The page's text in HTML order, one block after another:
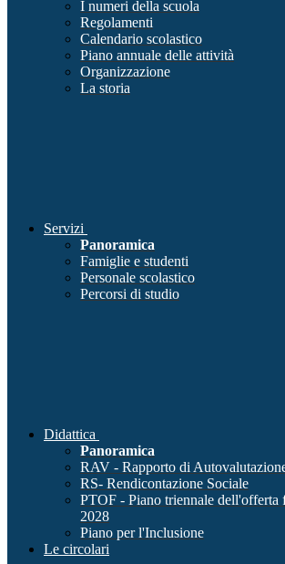
I numeri della scuola
Regolamenti
Calendario scolastico
Piano annuale delle attività
Organizzazione
La storia
Servizi
Panoramica
Famiglie e studenti
Personale scolastico
Percorsi di studio
Didattica
Panoramica
RAV - Rapporto di
RS- Rendicontazione Sociale
PTOF - Piano triennale dell'offerta
2028
Piano per l'Inclusione
Le circolari